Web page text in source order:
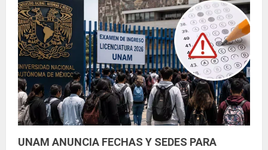
UNAM ANUNCIA FECHAS Y SEDES PARA